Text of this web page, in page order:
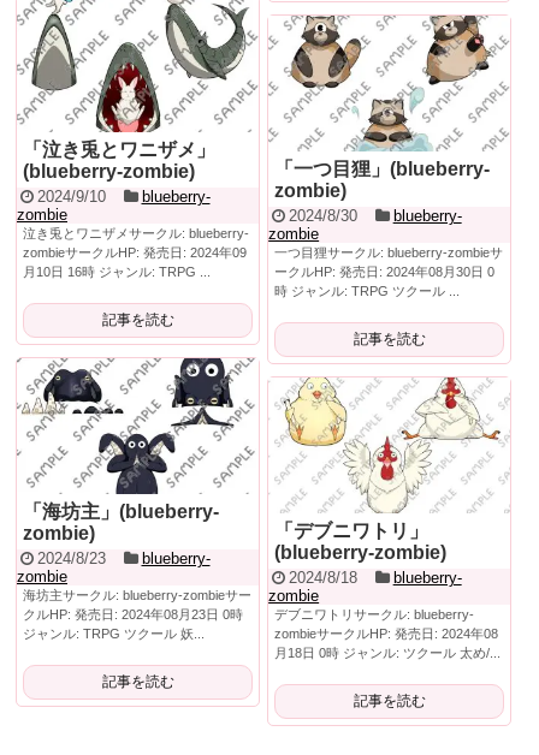
「泣き兎とワニザメ」
(blueberry-zombie)
2024/9/10
blueberry-
zombie
泣き兎とワニザメサークル: blueberry-
zombieサークルHP: 発売日: 2024年09
月10日 16時 ジャンル: TRPG ...
記事を読む
「一つ目狸」(blueberry-
zombie)
2024/8/30
blueberry-
zombie
一つ目狸サークル: blueberry-zombieサ
ークルHP: 発売日: 2024年08月30日 0
時 ジャンル: TRPG ツクール ...
記事を読む
「海坊主」(blueberry-
zombie)
2024/8/23
blueberry-
zombie
海坊主サークル: blueberry-zombieサー
クルHP: 発売日: 2024年08月23日 0時
ジャンル: TRPG ツクール 妖...
記事を読む
「デブニワトリ」
(blueberry-zombie)
2024/8/18
blueberry-
zombie
デブニワトリサークル: blueberry-
zombieサークルHP: 発売日: 2024年08
月18日 0時 ジャンル: ツクール 太め/...
記事を読む